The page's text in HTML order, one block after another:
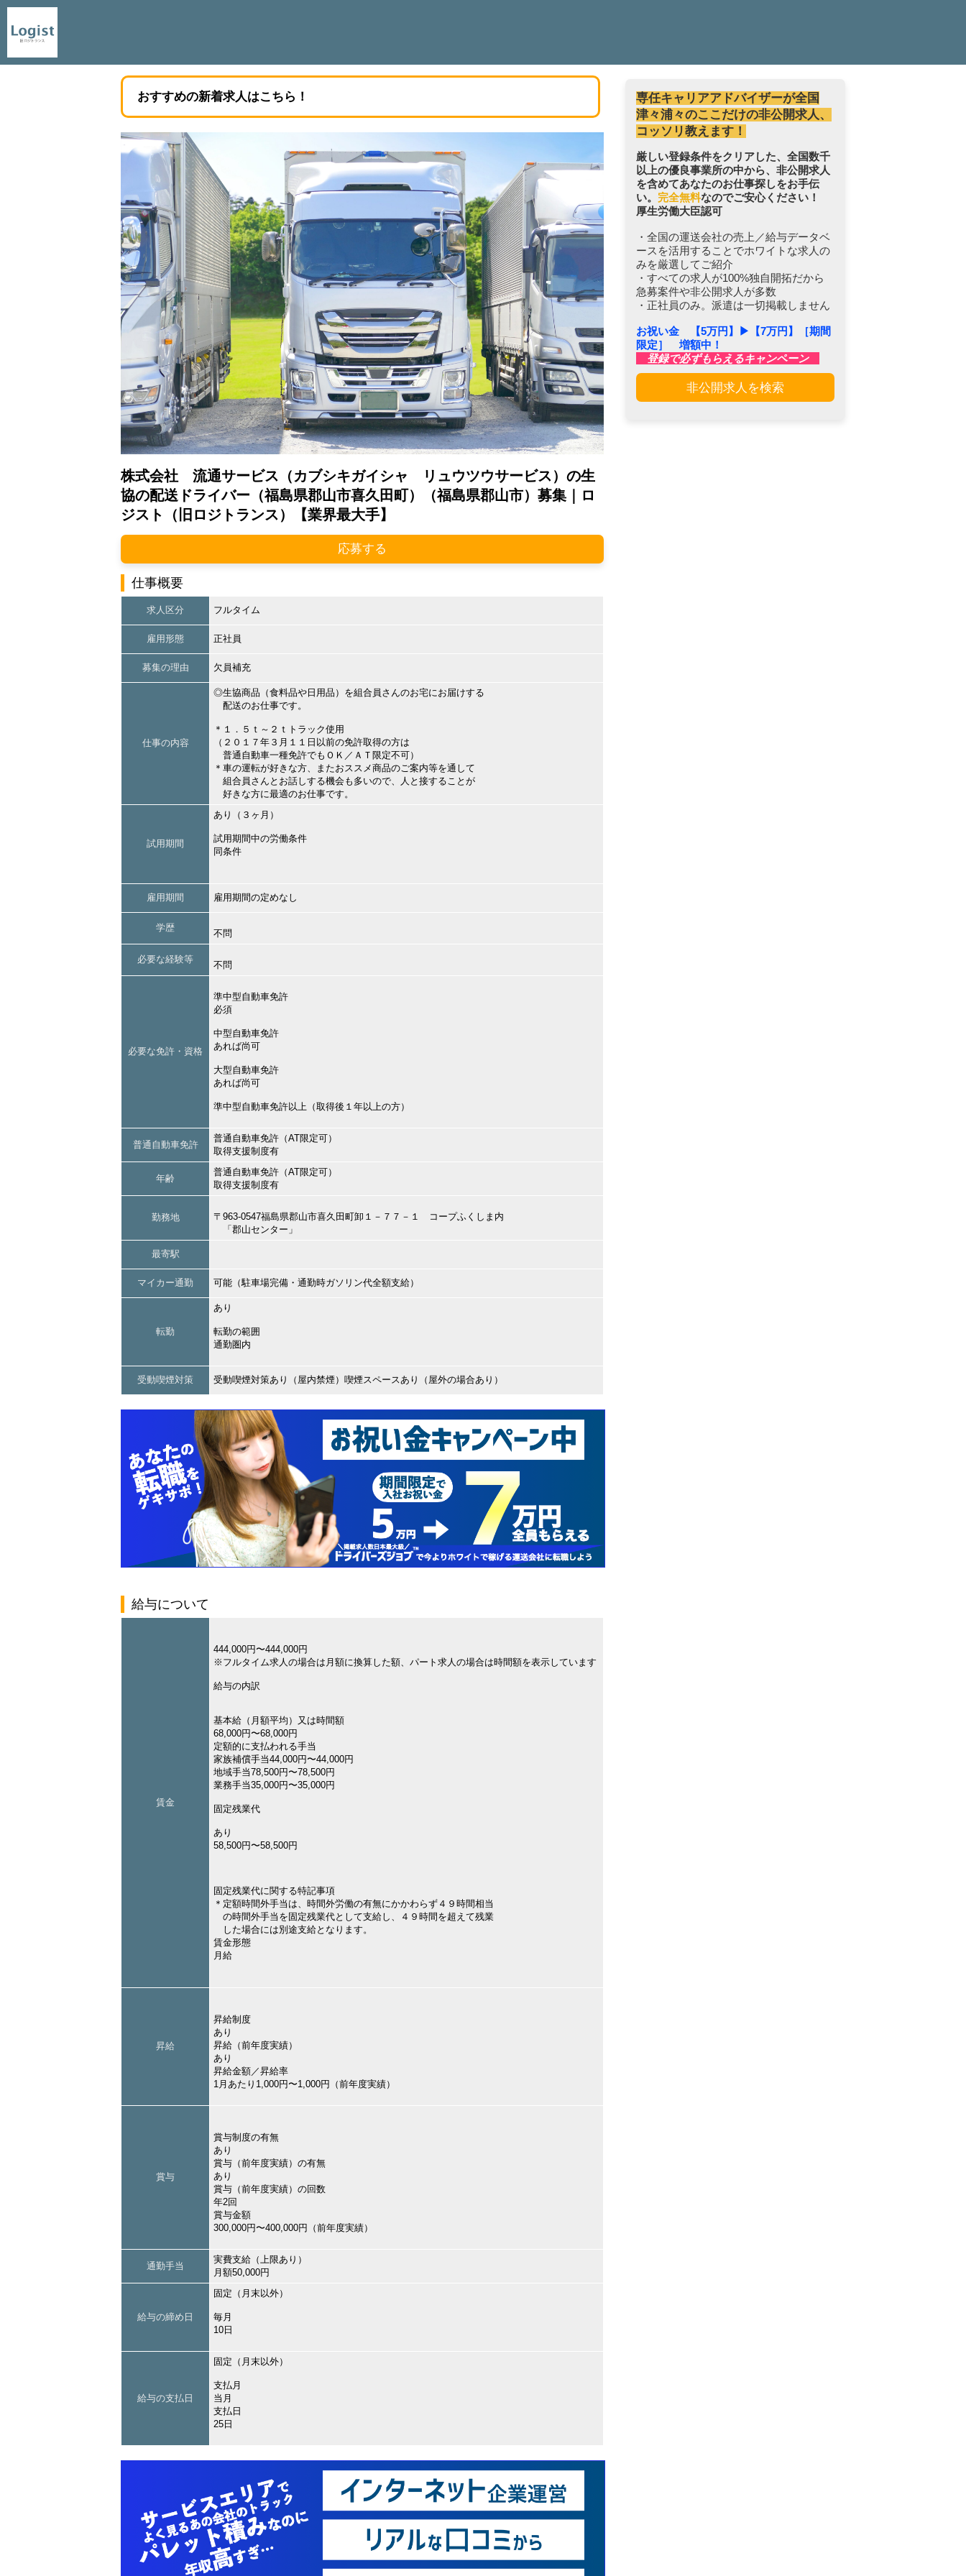
おすすめの新着求人はこちら！
株式会社 流通サービス（カブシキガイシャ リュウツウサービス）の生
協の配送ドライバー（福島県郡山市喜久田町）（福島県郡山市）募集｜ロ
ジスト（旧ロジトランス）【業界最大手】
応募する
仕事概要
求人区分 フルタイム
雇用形態 正社員
募集の理由 欠員補充
仕事の内容
◎生協商品（食料品や日用品）を組合員さんのお宅にお届けする
配送のお仕事です。
＊１．５ｔ～２ｔトラック使用
（２０１７年３月１１日以前の免許取得の方は
普通自動車一種免許でもＯＫ／ＡＴ限定不可）
＊車の運転が好きな方、またおススメ商品のご案内等を通して
組合員さんとお話しする機会も多いので、人と接することが
好きな方に最適のお仕事です。
試用期間
あり（３ヶ月）
試用期間中の労働条件
同条件
雇用期間 雇用期間の定めなし
学歴
不問
必要な経験等
不問
必要な免許・資格
準中型自動車免許
必須
中型自動車免許
あれば尚可
大型自動車免許
あれば尚可
準中型自動車免許以上（取得後１年以上の方）
普通自動車免許
普通自動車免許（AT限定可）
取得支援制度有
年齢
普通自動車免許（AT限定可）
取得支援制度有
勤務地
〒963-0547福島県郡山市喜久田町卸１－７７－１ コープふくしま内
「郡山センター」
最寄駅
マイカー通勤 可能（駐車場完備・通勤時ガソリン代全額支給）
転勤
あり
転勤の範囲
通勤圏内
受動喫煙対策 受動喫煙対策あり（屋内禁煙）喫煙スペースあり（屋外の場合あり）
給与について
賃金
444,000円〜444,000円
※フルタイム求人の場合は月額に換算した額、パート求人の場合は時間額を表示しています
給与の内訳
基本給（月額平均）又は時間額
68,000円〜68,000円
定額的に支払われる手当
家族補償手当44,000円〜44,000円
地域手当78,500円〜78,500円
業務手当35,000円〜35,000円
固定残業代
あり
58,500円〜58,500円
固定残業代に関する特記事項
＊定額時間外手当は、時間外労働の有無にかかわらず４９時間相当
の時間外手当を固定残業代として支給し、４９時間を超えて残業
した場合には別途支給となります。
賃金形態
月給
昇給
昇給制度
あり
昇給（前年度実績）
あり
昇給金額／昇給率
1月あたり1,000円〜1,000円（前年度実績）
賞与
賞与制度の有無
あり
賞与（前年度実績）の有無
あり
賞与（前年度実績）の回数
年2回
賞与金額
300,000円〜400,000円（前年度実績）
通勤手当
実費支給（上限あり）
月額50,000円
給与の締め日
固定（月末以外）
毎月
10日
給与の支払日
固定（月末以外）
支払月
当月
支払日
25日
専任キャリアアドバイザーが全国
津々浦々のここだけの非公開求人、
コッソリ教えます！
厳しい登録条件をクリアした、全国数千
以上の優良事業所の中から、非公開求人
を含めてあなたのお仕事探しをお手伝
い。 完全無料なのでご安心ください！
厚生労働大臣認可
・全国の運送会社の売上／給与データベ
ースを活用することでホワイトな求人の
みを厳選してご紹介
・すべての求人が100%独自開拓だから
急募案件や非公開求人が多数
・正社員のみ。派遣は一切掲載しません
お祝い金 【5万円】▶︎【7万円】［期間
限定］ 増額中！
登録で必ずもらえるキャンペーン
非公開求人を検索